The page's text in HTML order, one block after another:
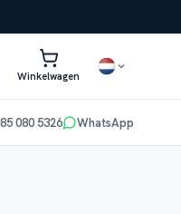
Winkelwagen
080 5326 WhatsApp